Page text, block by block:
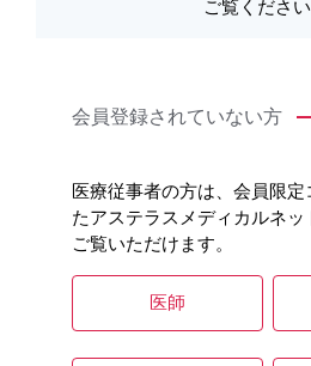
ご覧ください
会員登録されていない方
医療従事者の方は、会員限
たアステラスメディカルネ
ご覧いただけます。
医師